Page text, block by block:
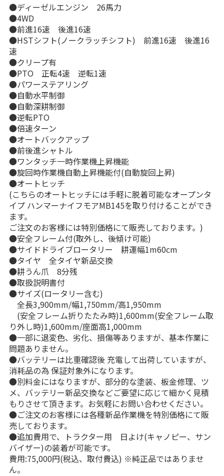
●ディーゼルエンジン 26馬力
●4WD
●前進16速 後進16速
●HSTシフト(ノークラッチシフト) 前進16速 後進16
速
●クリープ有
●PTO 正転4速 逆転1速
●パワーステアリング
●自動水平制御
●自動深耕制御
●逆転PTO
●倍速ターン
●オートバックアップ
●前後進シャトル
●ワンタッチ一時作業機上昇機能
●旋回時作業機自動上昇機能付(自動旋回上昇)
●オートヒッチ
(こちらのオートヒッチには手軽に脱着可能なオープンタ
イプ ハンマーナイフモアMB145を取り付けることができ
ます。
ご注文のお客様には特別価格にて販売しております。)
●安全フレーム付(取外し、後傾け可能)
●サイドドライブロータリー 耕運幅1m60cm
●タイヤ 全タイヤ新品交換
●耕うん爪 8分残
●取扱説明書付
●サイズ(ロータリー含む)
全長3,900mm/幅1,750mm/高1,950mm
(安全フレーム折りたたみ時)1,600mm(安全フレーム取
り外し時)1,600mm/座面高1,000mm
●一部に退変色、劣化、損傷等ありますが、基本作業に
問題ありません。
●バッテリーは比重確認後 充電して出荷していますが、
消耗品の為 保証対象外になります。
●別料金にはなりますが、部分的な塗装、板金修理、ツ
メ、バッテリー新品交換などご要望に応じて細かく見積
もりさせて頂きます。お気軽にお問い合わせください。
●ご注文のお客様には各種新品作業機を特別価格にて販
売しております。
●追加費用で、トラクター用 日よけ(キャノピー、サン
バイザー)の装着が可能です。
費用:75,000円(税込、取付費込) ※純正品ではありませ
ん。